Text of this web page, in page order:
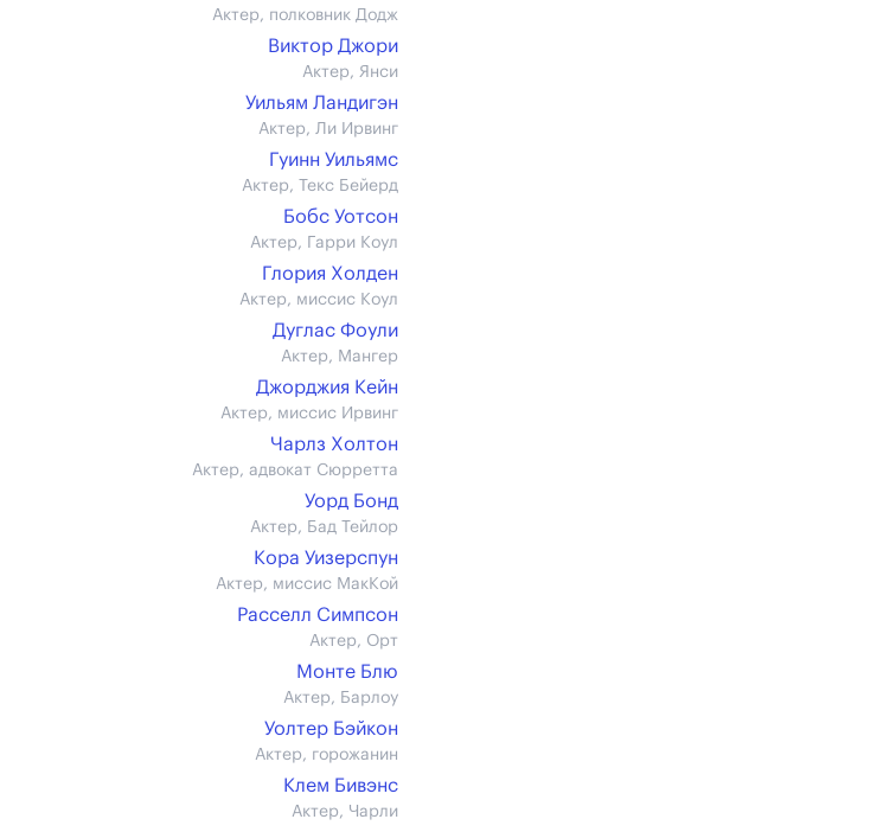
Актер, полковник Додж
Виктор Джори
Актер, Янси
Уильям Ландигэн
Актер, Ли Ирвинг
Гуинн Уильямс
Актер, Текс Бейерд
Бобс Уотсон
Актер, Гарри Коул
Глория Холден
Актер, миссис Коул
Дуглас Фоули
Актер, Мангер
Джорджия Кейн
Актер, миссис Ирвинг
Чарлз Холтон
Актер, адвокат Сюрретта
Уорд Бонд
Актер, Бад Тейлор
Кора Уизерспун
Актер, миссис МакКой
Расселл Симпсон
Актер, Орт
Монте Блю
Актер, Барлоу
Уолтер Бэйкон
Актер, горожанин
Клем Бивэнс
Актер, Чарли